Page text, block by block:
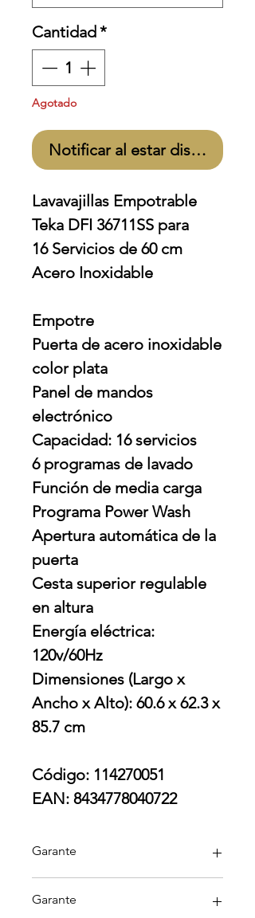
Cantidad*
Agotado
Notificar al estar disponible
Lavavajillas Empotrable
Teka DFI 36711SS para
16 Servicios de 60 cm
Acero Inoxidable
Empotre
Puerta de acero inoxidable
color plata
Panel de mandos
electrónico
Capacidad: 16 servicios
6 programas de lavado
Función de media carga
Programa Power Wash
Apertura automática de la
puerta
Cesta superior regulable
en altura
Energía eléctrica:
120v/60Hz
Dimensiones (Largo x
Ancho x Alto): 60.6 x 62.3 x
85.7 cm
Código: 114270051
EAN: 8434778040722
Garante
Garante